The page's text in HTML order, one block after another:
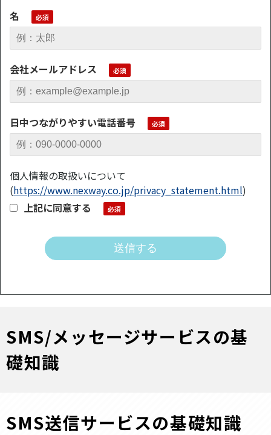
名
会社メールアドレス
日中つながりやすい電話番号
個人情報の取扱いについて
(https://www.nexway.co.jp/privacy_statement.html)
上記に同意する
SMS/メッセージサービスの基
礎知識
SMS送信サービスの基礎知識